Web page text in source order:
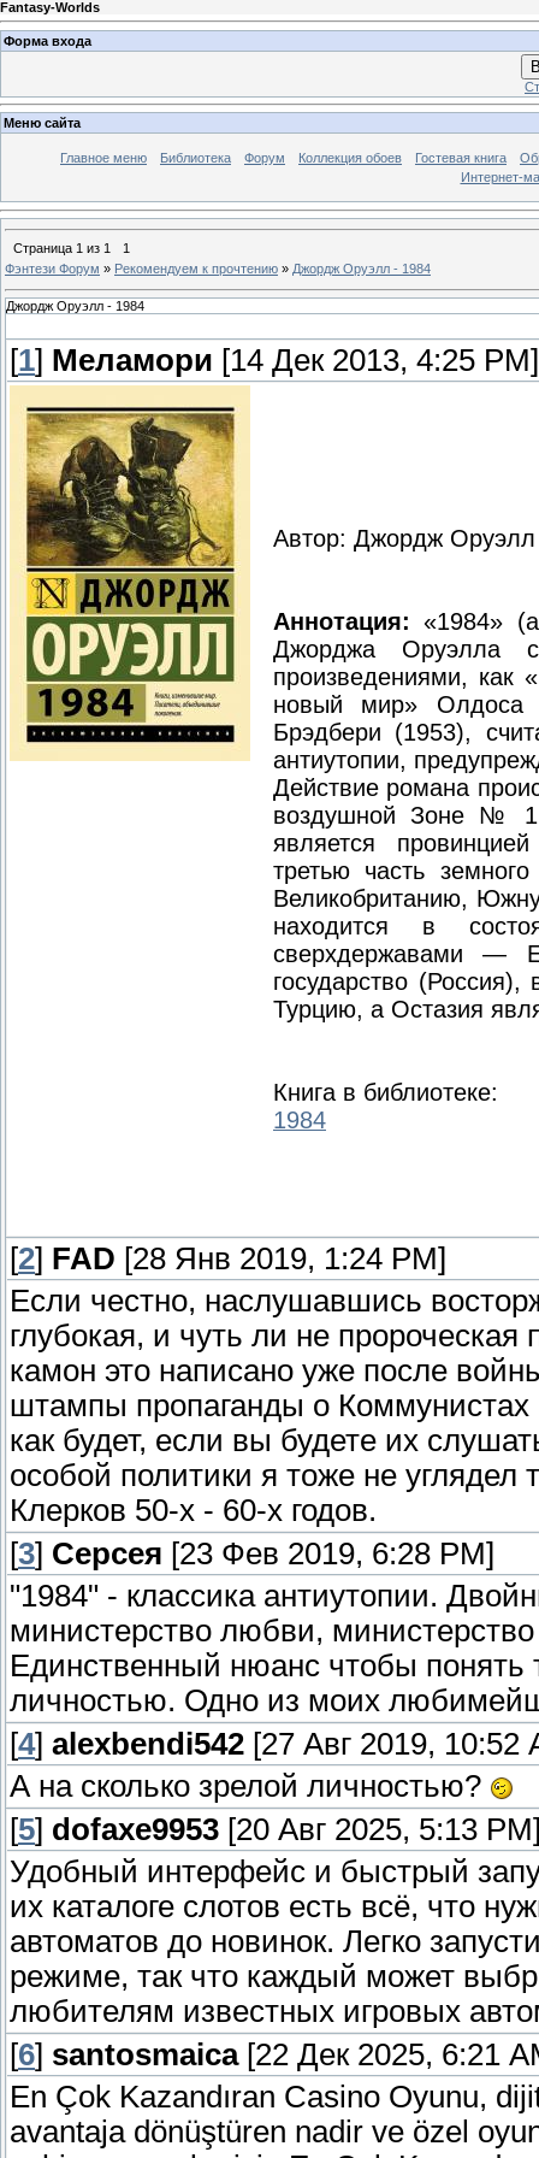
Fantasy-Worlds
Форма входа
Меню сайта
Главное меню Библиотека Форум Коллекция обоев Гостевая книга
Интернет-
Страница 1 из 1
1
Фэнтези Форум » Рекомендуем к прочтению » Джордж Оруэлл - 1984
Джордж Оруэлл - 1984
[1] Меламори [14 Дек 2013, 4:25 PM]
Автор: Джордж Оруэлл
Аннотация: «1984»
Джорджа Оруэлла
произведениями,
новый мир» Олдоса
Брэдбери (1953),
антиутопии,
Действие романа
воздушной Зоне № 1
является
третью часть
Великобританию,
находится в
сверхдержавами —
государство
Турцию, а Остазия
Книга в библиотеке:
1984
[2] FAD [28 Янв 2019, 1:24 PM]
Если честно, наслушавшись
глубокая, и чуть ли не
камон это написано уже после
штампы пропаганды о Коммунистах
как будет, если вы будете их
особой политики я тоже не
Клерков 50-х - 60-х годов.
[3] Серсея [23 Фев 2019, 6:28 PM]
"1984" - классика антиутопии.
министерство любви,
Единственный нюанс чтобы понять
личностью. Одно из моих
[4] alexbendi542 [27 Авг 2019, 10:52
А на сколько зрелой личностью?
[5] dofaxe9953 [20 Авг 2025, 5:13
Удобный интерфейс и быстрый
их каталоге слотов есть всё, что
автоматов до новинок. Легко
режиме, так что каждый может
любителям известных игровых
[6] santosmaica[22 Дек 2025, 6:21
En Çok Kazandıran Casino Oyunu,
avantaja dönüştüren nadir ve özel